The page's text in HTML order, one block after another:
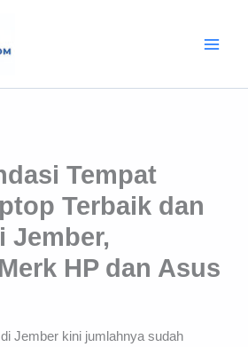
Tempat
Terbaik dan
Jember,
HP dan Asus
Jember kini jumlahnya sudah